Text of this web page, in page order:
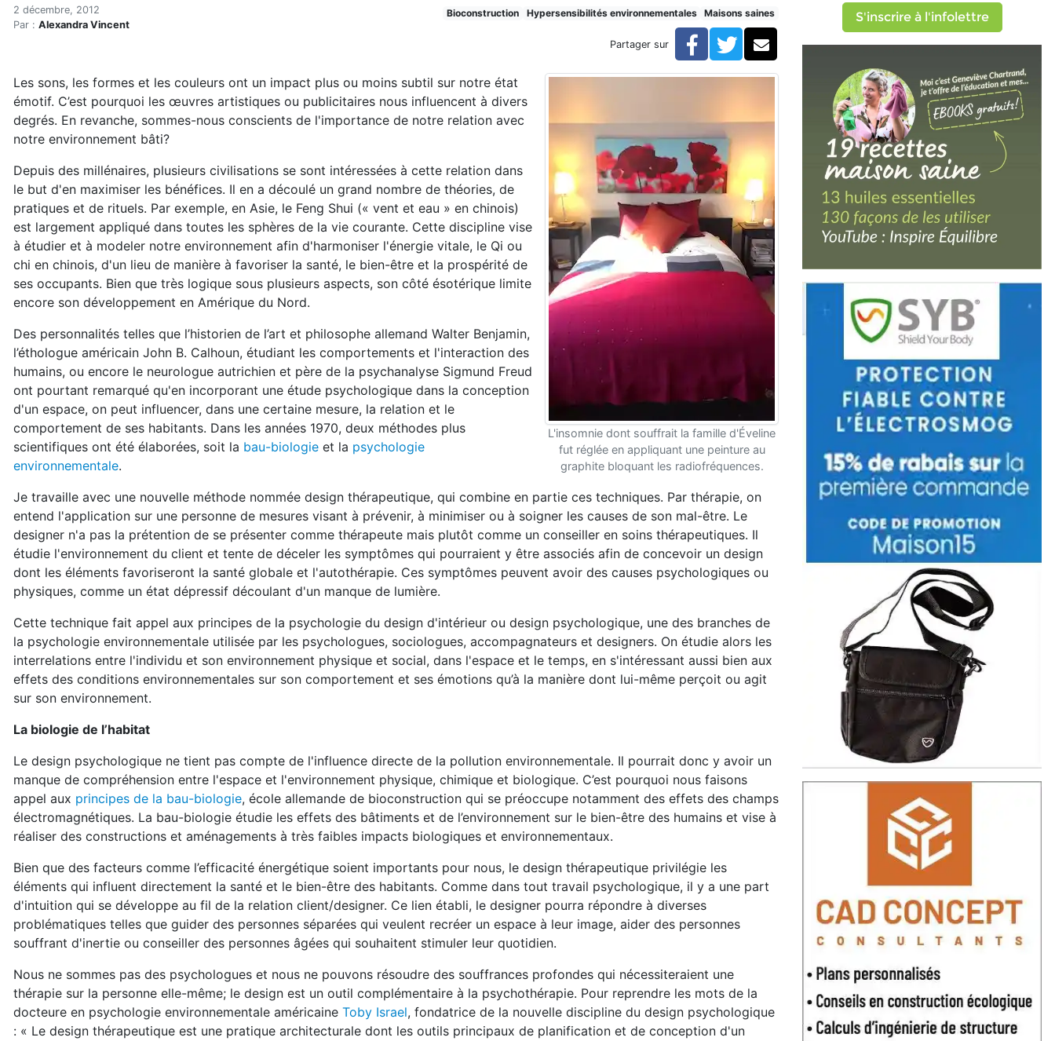
Accueil
Articles
Le design thérapeutique
Le design thérapeutique
2 décembre, 2012
Par : Alexandra Vincent
Bioconstruction Hypersensibilités environnementales Maisons saines
Partager sur Facebook
TwitterCourriel
L'insomnie dont souffrait la famille d'Éveline
fut réglée en appliquant une peinture au
graphite bloquant les radiofréquences.
Les sons, les formes et les couleurs ont un impact plus ou moins subtil sur notre état
émotif. C’est pourquoi les œuvres artistiques ou publicitaires nous influencent à divers
degrés. En revanche, sommes-nous conscients de l'importance de notre relation avec
notre environnement bâti?
Depuis des millénaires, plusieurs civilisations se sont intéressées à cette relation dans
le but d'en maximiser les bénéfices. Il en a découlé un grand nombre de théories, de
pratiques et de rituels. Par exemple, en Asie, le Feng Shui (« vent et eau » en chinois)
est largement appliqué dans toutes les sphères de la vie courante. Cette discipline vise
à étudier et à modeler notre environnement afin d'harmoniser l'énergie vitale, le Qi ou
chi en chinois, d'un lieu de manière à favoriser la santé, le bien-être et la prospérité de
ses occupants. Bien que très logique sous plusieurs aspects, son côté ésotérique limite
encore son développement en Amérique du Nord.
Des personnalités telles que l’historien de l’art et philosophe allemand Walter Benjamin,
l’éthologue américain John B. Calhoun, étudiant les comportements et l'interaction des
humains, ou encore le neurologue autrichien et père de la psychanalyse Sigmund Freud
ont pourtant remarqué qu'en incorporant une étude psychologique dans la conception
d'un espace, on peut influencer, dans une certaine mesure, la relation et le
comportement de ses habitants. Dans les années 1970, deux méthodes plus
scientifiques ont été élaborées, soit la bau-biologie et la psychologie
environnementale.
Je travaille avec une nouvelle méthode nommée design thérapeutique, qui combine en partie ces techniques. Par thérapie, on
entend l'application sur une personne de mesures visant à prévenir, à minimiser ou à soigner les causes de son mal-être. Le
designer n'a pas la prétention de se présenter comme thérapeute mais plutôt comme un conseiller en soins thérapeutiques. Il
étudie l'environnement du client et tente de déceler les symptômes qui pourraient y être associés afin de concevoir un design
dont les éléments favoriseront la santé globale et l'autothérapie. Ces symptômes peuvent avoir des causes psychologiques ou
physiques, comme un état dépressif découlant d'un manque de lumière.
Cette technique fait appel aux principes de la psychologie du design d'intérieur ou design psychologique, une des branches de
la psychologie environnementale utilisée par les psychologues, sociologues, accompagnateurs et designers. On étudie alors les
interrelations entre l'individu et son environnement physique et social, dans l'espace et le temps, en s'intéressant aussi bien aux
effets des conditions environnementales sur son comportement et ses émotions qu’à la manière dont lui-même perçoit ou agit
sur son environnement.
La biologie de l’habitat
Le design psychologique ne tient pas compte de l'influence directe de la pollution environnementale. Il pourrait donc y avoir un
manque de compréhension entre l'espace et l'environnement physique, chimique et biologique. C’est pourquoi nous faisons
appel aux principes de la bau-biologie, école allemande de bioconstruction qui se préoccupe notamment des effets des champs
électromagnétiques. La bau-biologie étudie les effets des bâtiments et de l’environnement sur le bien-être des humains et vise à
réaliser des constructions et aménagements à très faibles impacts biologiques et environnementaux.
Bien que des facteurs comme l’efficacité énergétique soient importants pour nous, le design thérapeutique privilégie les
éléments qui influent directement la santé et le bien-être des habitants. Comme dans tout travail psychologique, il y a une part
d'intuition qui se développe au fil de la relation client/designer. Ce lien établi, le designer pourra répondre à diverses
problématiques telles que guider des personnes séparées qui veulent recréer un espace à leur image, aider des personnes
souffrant d'inertie ou conseiller des personnes âgées qui souhaitent stimuler leur quotidien.
Nous ne sommes pas des psychologues et nous ne pouvons résoudre des souffrances profondes qui nécessiteraient une
thérapie sur la personne elle-même; le design est un outil complémentaire à la psychothérapie. Pour reprendre les mots de la
docteure en psychologie environnementale américaine Toby Israel, fondatrice de la nouvelle discipline du design psychologique
: « Le design thérapeutique est une pratique architecturale dont les outils principaux de planification et de conception d'un
S'inscrire à l'infolettre